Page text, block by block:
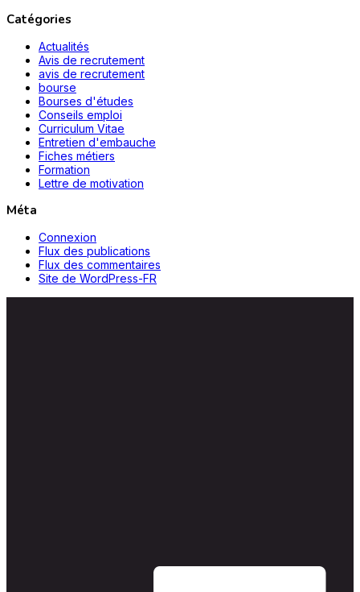
Catégories
Actualités
Avis de recrutement
avis de recrutement
bourse
Bourses d'études
Conseils emploi
Curriculum Vitae
Entretien d'embauche
Fiches métiers
Formation
Lettre de motivation
Méta
Connexion
Flux des publications
Flux des commentaires
Site de WordPress-FR